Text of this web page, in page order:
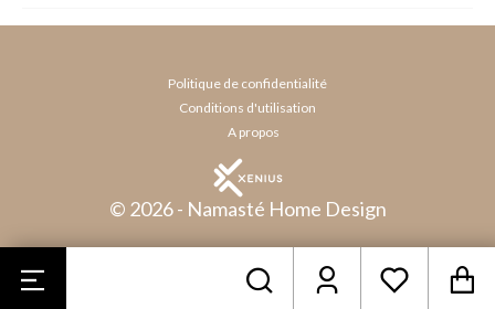
© 2026 - Namasté Home Design
Politique de confidentialité
Conditions d'utilisation
A propos